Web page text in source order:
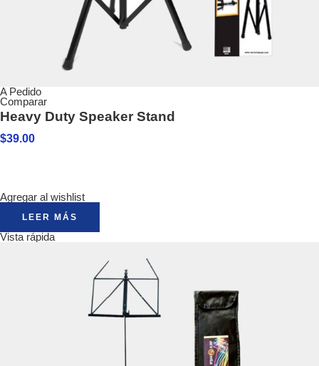
A Pedido
Comparar
Heavy Duty Speaker Stand
$39.00
Agregar al wishlist
LEER MÁS
Vista rápida